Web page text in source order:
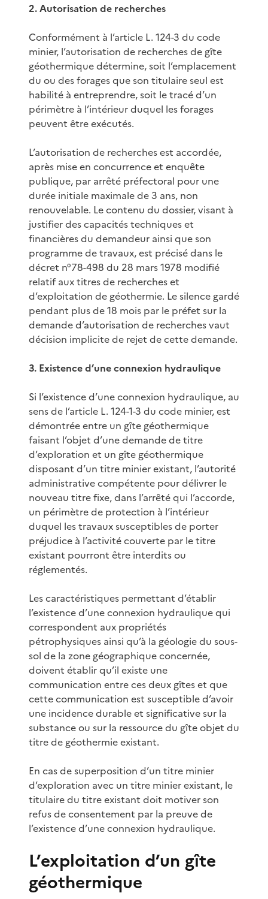
2. Autorisation de recherches
Conformément à l’article L. 124-3 du code
minier, l’autorisation de recherches de gîte
géothermique détermine, soit l’emplacement
du ou des forages que son titulaire seul est
habilité à entreprendre, soit le tracé d’un
périmètre à l’intérieur duquel les forages
peuvent être exécutés.
L’autorisation de recherches est accordée,
après mise en concurrence et enquête
publique, par arrêté préfectoral pour une
durée initiale maximale de 3 ans, non
renouvelable. Le contenu du dossier, visant à
justifier des capacités techniques et
financières du demandeur ainsi que son
programme de travaux, est précisé dans le
décret n°78-498 du 28 mars 1978 modifié
relatif aux titres de recherches et
d’exploitation de géothermie. Le silence gardé
pendant plus de 18 mois par le préfet sur la
demande d’autorisation de recherches vaut
décision implicite de rejet de cette demande.
3. Existence d’une connexion hydraulique
Si l’existence d’une connexion hydraulique, au
sens de l’article L. 124-1-3 du code minier, est
démontrée entre un gîte géothermique
faisant l’objet d’une demande de titre
d’exploration et un gîte géothermique
disposant d’un titre minier existant, l’autorité
administrative compétente pour délivrer le
nouveau titre fixe, dans l’arrêté qui l’accorde,
un périmètre de protection à l’intérieur
duquel les travaux susceptibles de porter
préjudice à l’activité couverte par le titre
existant pourront être interdits ou
réglementés.
Les caractéristiques permettant d’établir
l’existence d’une connexion hydraulique qui
correspondent aux propriétés
pétrophysiques ainsi qu’à la géologie du sous-
sol de la zone géographique concernée,
doivent établir qu’il existe une
communication entre ces deux gîtes et que
cette communication est susceptible d’avoir
une incidence durable et significative sur la
substance ou sur la ressource du gîte objet du
titre de géothermie existant.
En cas de superposition d’un titre minier
d’exploration avec un titre minier existant, le
titulaire du titre existant doit motiver son
refus de consentement par la preuve de
l’existence d’une connexion hydraulique.
L’exploitation d’un gîte
géothermique